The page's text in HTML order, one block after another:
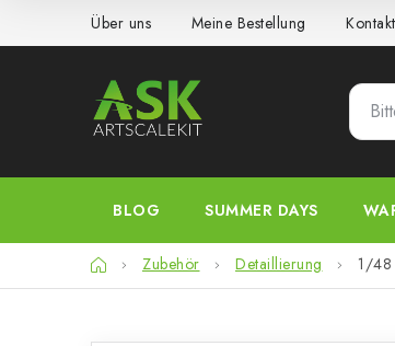
Über uns Meine Bestellung
BLOG SUMMER DAYS
StartseiteZubehör Detaillierung 1/48